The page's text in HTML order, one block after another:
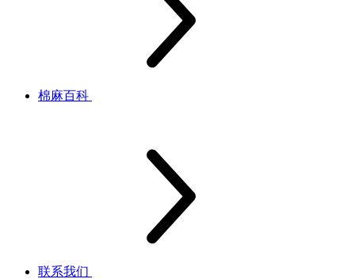
棉麻百科
联系我们